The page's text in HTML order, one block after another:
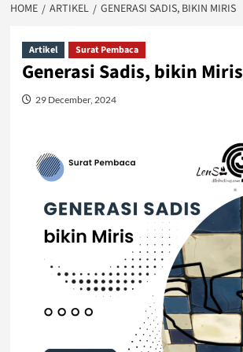
HOME ARTIKEL GENERASI SADIS, BIKIN MIRIS
Artikel Surat Pembaca
Generasi Sadis, bikin Miris
29 December, 2024